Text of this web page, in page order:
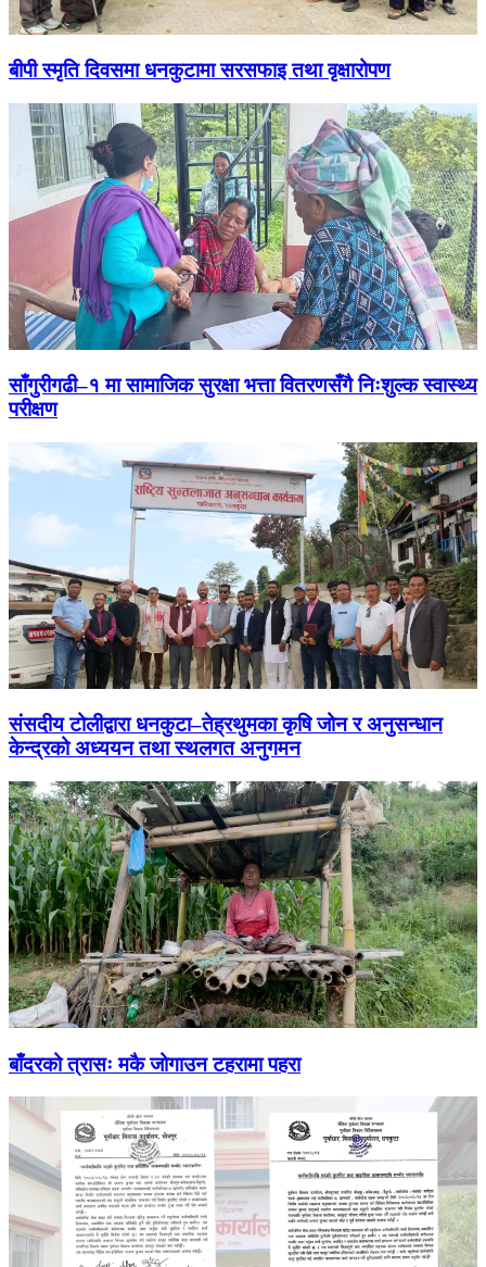
बीपी स्मृति दिवसमा धनकुटामा सरसफाइ तथा वृक्षारोपण
साँगुरीगढी–१ मा सामाजिक सुरक्षा भत्ता वितरणसँगै निःशुल्क स्वास्थ्य
परीक्षण
संसदीय टोलीद्वारा धनकुटा–तेह्रथुमका कृषि जोन र अनुसन्धान
केन्द्रको अध्ययन तथा स्थलगत अनुगमन
बाँदरको त्रासः मकै जोगाउन टहरामा पहरा